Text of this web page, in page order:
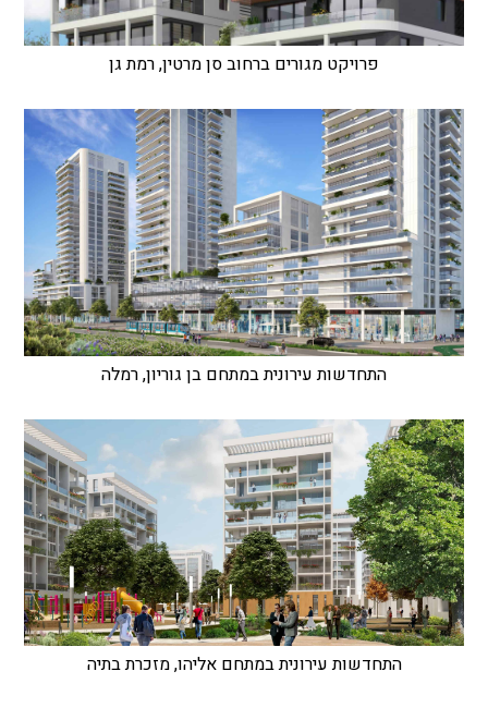
פרויקט מגורים ברחוב סן מרטין, רמת גן
התחדשות עירונית במתחם בן גוריון, רמלה
התחדשות עירונית במתחם אליהו, מזכרת בתיה